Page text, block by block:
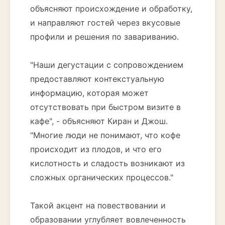
объясняют происхождение и обработку,
и направляют гостей через вкусовые
профили и решения по завариванию.
"Наши дегустации с сопровождением
предоставляют контекстуальную
информацию, которая может
отсутствовать при быстром визите в
кафе", - объясняют Киран и Джош.
"Многие люди не понимают, что кофе
происходит из плодов, и что его
кислотность и сладость возникают из
сложных органических процессов."
Такой акцент на повествовании и
образовании углубляет вовлеченность